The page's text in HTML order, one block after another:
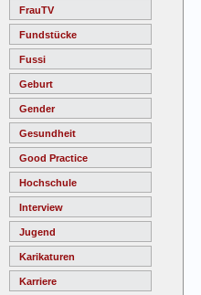
FrauTV
Fundstücke
Fussi
Geburt
Gender
Gesundheit
Good Practice
Hochschule
Interview
Jugend
Karikaturen
Karriere